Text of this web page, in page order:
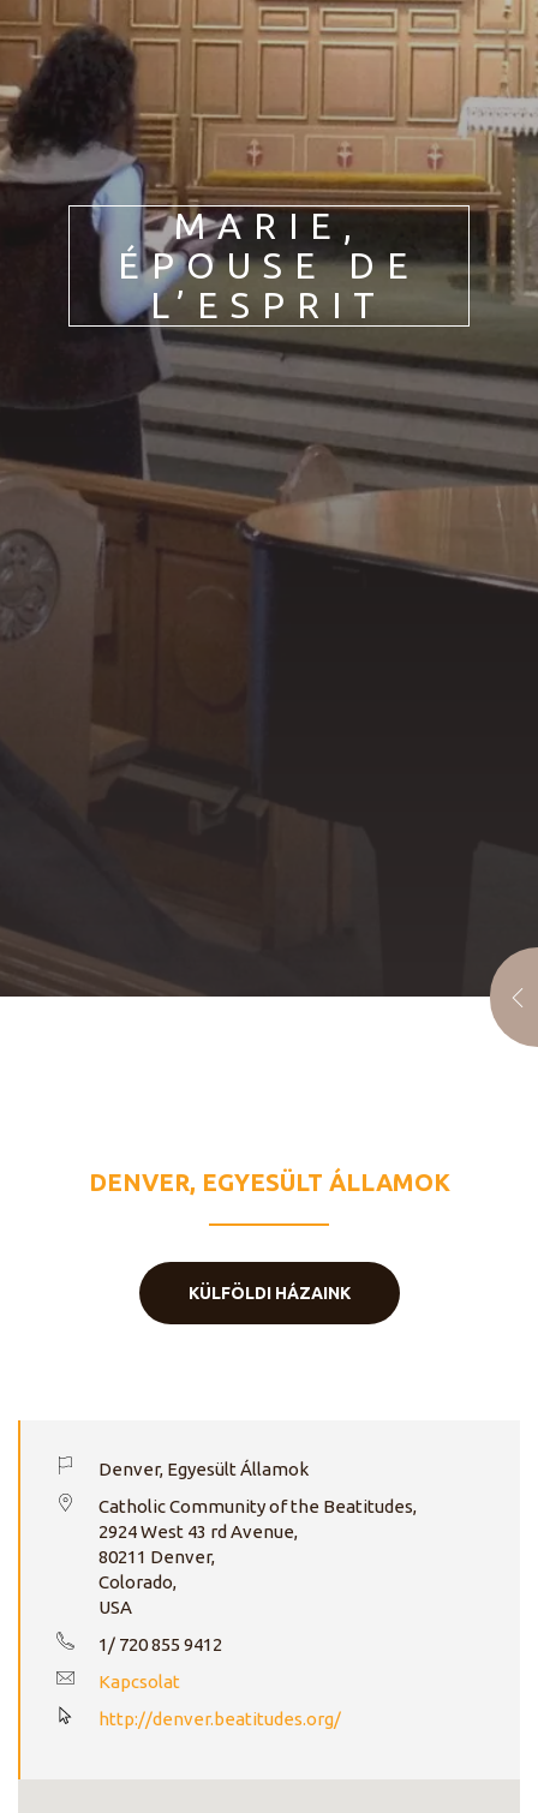
FR
IT
PL
ES
MARIE,
ÉPOUSE DE
L’ESPRIT
DENVER, EGYESÜLT ÁLLAMOK
KÜLFÖLDI HÁZAINK
Denver, Egyesült Államok
Catholic Community of the Beatitudes,
2924 West 43 rd Avenue,
80211 Denver,
Colorado,
USA
1/ 720 855 9412
Kapcsolat
http://denver.beatitudes.org/